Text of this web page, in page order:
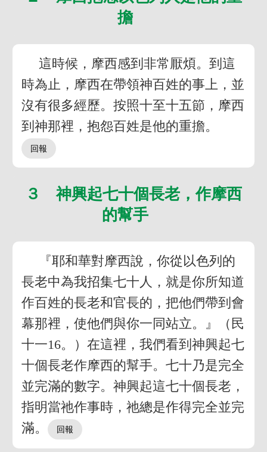
擔
這時候，摩西感到非常厭煩。到這
時為止，摩西在帶領神百姓的事上，並
沒有很多經歷。按照十至十五節，摩西
到神那裡，抱怨百姓是他的重擔。
３ 神興起七十個長老，作摩西
的幫手
『耶和華對摩西說，你從以色列的
長老中為我招集七十人，就是你所知道
作百姓的長老和官長的，把他們帶到會
幕那裡，使他們與你一同站立。』（民
十一16。）在這裡，我們看到神興起七
十個長老作摩西的幫手。七十乃是完全
並完滿的數字。神興起這七十個長老，
指明當祂作事時，祂總是作得完全並完
滿。